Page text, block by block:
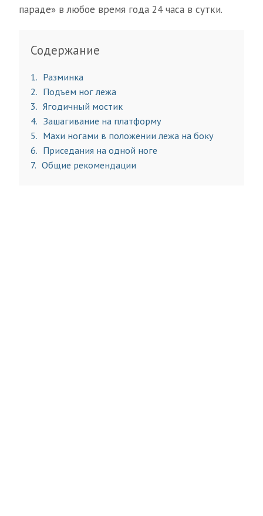
параде» в любое время года 24 часа в сутки.
Содержание
1
Разминка
2
Подъем ног лежа
3
Ягодичный мостик
4
Зашагивание на платформу
5
Махи ногами в положении лежа на боку
6
Приседания на одной ноге
7 Общие рекомендации